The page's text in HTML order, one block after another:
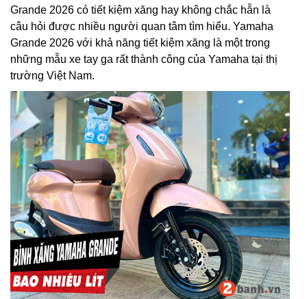
Grande 2026 có tiết kiệm xăng hay không chắc hẵn là
câu hỏi được nhiều người quan tâm tìm hiểu. Yamaha
Grande 2026 với khả năng tiết kiệm xăng là một trong
những mẫu xe tay ga rất thành công của Yamaha tại thị
trường Việt Nam.